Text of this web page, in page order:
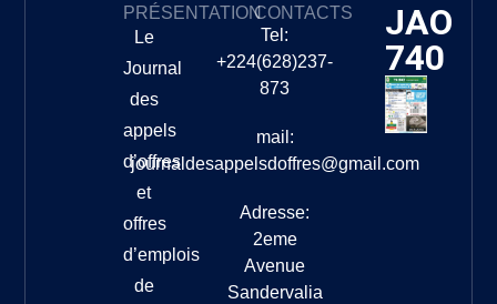
PRÉSENTATION
Le
Journal
des
appels
d’offres
et
offres
d’emplois
de
CONTACTS
Tel:
+224(628)237-
873
mail:
journaldesappelsdoffres@gmail.com
Adresse:
2eme
Avenue
Sandervalia
JAO
740